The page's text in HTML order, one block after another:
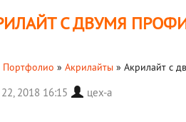
С ДВУМЯ
Портфолио » Акрилайты » Акрилайт с
2018 16:15 цех-а